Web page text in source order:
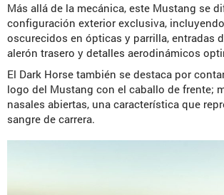
Más allá de la mecánica, este Mustang se
configuración exterior exclusiva,
oscurecidos en ópticas y parrilla, entradas
alerón trasero y detalles aerodinámicos
El Dark Horse también se destaca por
logo del Mustang con el caballo de frente;
nasales abiertas, una característica que
sangre de carrera.